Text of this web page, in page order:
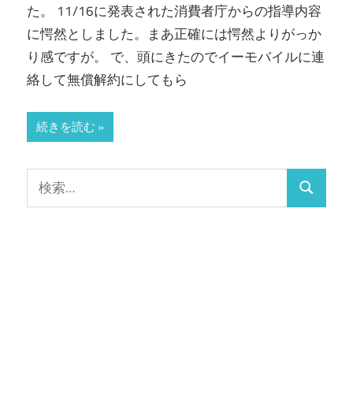
た。 11/16に発表された消費者庁からの指導内容
に愕然としました。まあ正確には愕然よりがっか
り感ですが。 で、頭にきたのでイーモバイルに連
絡して無償解約にしてもら
続きを読む
索:
検